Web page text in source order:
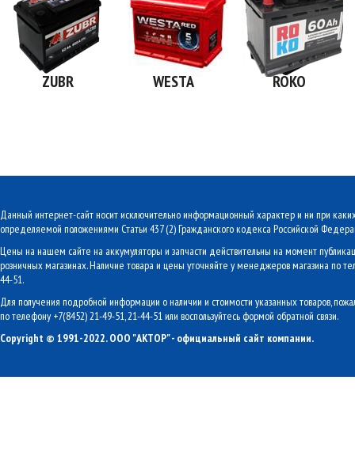
ZUBR WESTA ROKO
Данный интернет-сайт носит исключительно информационный характер и ни при
определяемой положениями Статьи 437 (2) Гражданского кодекса Российской
Цены на нашем сайте на аккумуляторы и запчасти действительны на момент
розничных магазинах. Наличие товара и цены уточняйте у менеджеров магазина по
44-51.
Для получения подробной информации о наличии и стоимости указанных товаров,
по телефону +7(8452) 21-49-51, 21-44-51 или воспользуйтесь формой обратной связи.
Copyright © 1991-2022. ООО "АКТОР" - официальный сайт компании.